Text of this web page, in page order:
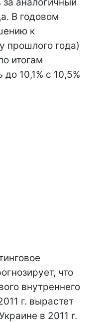
В годовом
к
прошлого года)
итогам
10,1% с 10,5%
что
внутреннего
г. вырастет
в 2011 г.